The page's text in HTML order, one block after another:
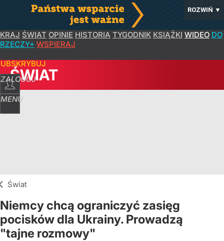
ROZWIŃ ▼
KRAJ ŚWIAT OPINIE HISTORIA TYGODNIK KSIĄŻKI WIDEO DO
RZECZY+ WSPIERAJ
ZALOGUJ
MENU
ŚWIAT
Świat
Niemcy chcą ograniczyć zasięg
pocisków dla Ukrainy. Prowadzą
"tajne rozmowy"